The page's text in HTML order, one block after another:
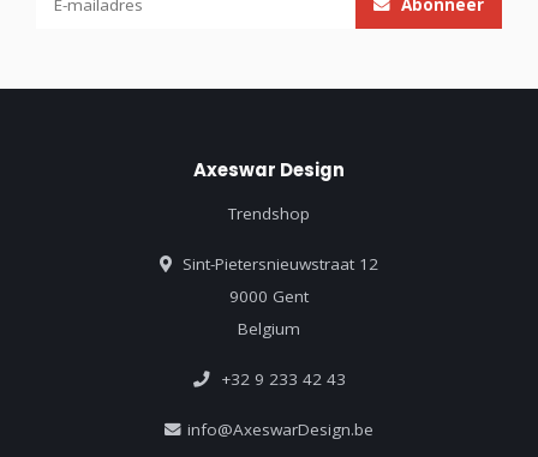
Abonneer
Axeswar Design
Trendshop
Sint-Pietersnieuwstraat 12
9000 Gent
Belgium
+32 9 233 42 43
info@AxeswarDesign.be